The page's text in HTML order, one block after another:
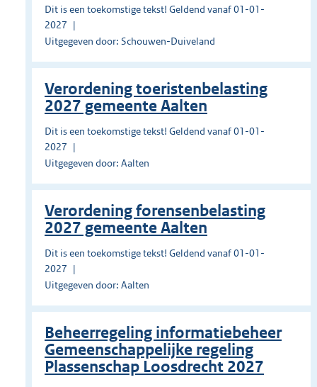
Dit is een toekomstige tekst! Geldend vanaf 01-01-
2027
Uitgegeven door: Schouwen-Duiveland
Verordening toeristenbelasting
2027 gemeente Aalten
Dit is een toekomstige tekst! Geldend vanaf 01-01-
2027
Uitgegeven door: Aalten
Verordening forensenbelasting
2027 gemeente Aalten
Dit is een toekomstige tekst! Geldend vanaf 01-01-
2027
Uitgegeven door: Aalten
Beheerregeling informatiebeheer
Gemeenschappelijke regeling
Plassenschap Loosdrecht 2027